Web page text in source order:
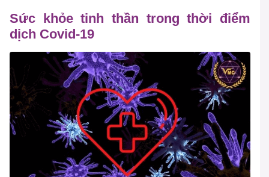
Sức khỏe tinh thần trong thời điểm
dịch Covid-19